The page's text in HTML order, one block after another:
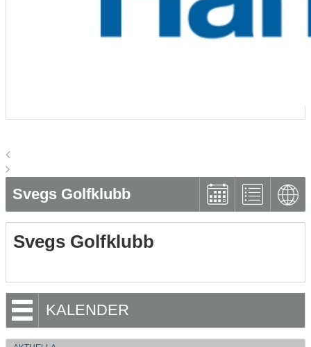
Svegs Golfklubb
Svegs Golfklubb
KALENDER